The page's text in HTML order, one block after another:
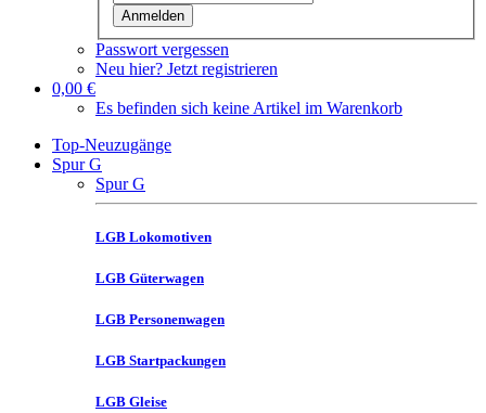
Anmelden
Passwort vergessen
Neu hier? Jetzt registrieren
0,00 €
Es befinden sich keine Artikel im Warenkorb
Top-Neuzugänge
Spur G
Spur G
LGB Lokomotiven
LGB Güterwagen
LGB Personenwagen
LGB Startpackungen
LGB Gleise